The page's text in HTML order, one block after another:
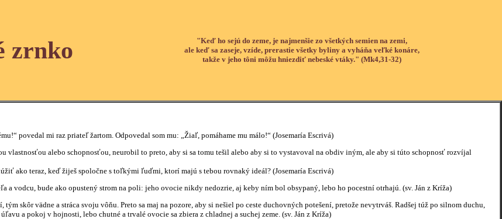
zrnko
"Keď ho sejú do zeme, je najmenšie zo všetkých semien na zemi,
ale keď sa zaseje, vzíde, prerastie všetky byliny a vyháňa veľké konáre,
takže v jeho tôni môžu hniezdiť nebeské vtáky." (Mk4,31-32)
povedal mi raz priateľ žartom. Odpovedal som mu: „Žiaľ, pomáhame mu málo!“ (Josemaría Escrivá)
vlastnosťou alebo schopnosťou, neurobil to preto, aby si sa tomu tešil alebo aby si to vystavoval na obdiv iným, ale aby si túto schopnosť rozvíjal
ako teraz, keď žiješ spoločne s toľkými ľuďmi, ktorí majú s tebou rovnaký ideál? (Josemaría Escrivá)
a vodcu, bude ako opustený strom na poli: jeho ovocie nikdy nedozrie, aj keby ním bol obsypaný, lebo ho pocestní otrhajú. (sv. Ján z Kríža)
skôr vädne a stráca svoju vôňu. Preto sa maj na pozore, aby si nešiel po ceste duchovných potešení, pretože nevytrváš. Radšej túž po silnom duchu,
a pokoj v hojnosti, lebo chutné a trvalé ovocie sa zbiera z chladnej a suchej zeme. (sv. Ján z Kríža)